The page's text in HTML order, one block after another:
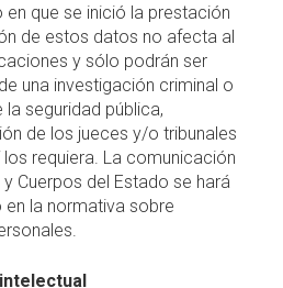
que se inició la prestación
de estos datos no afecta al
y sólo podrán ser
una investigación criminal o
seguridad pública,
de los jueces y/o tribunales
requiera. La comunicación
Cuerpos del Estado se hará
en la normativa sobre